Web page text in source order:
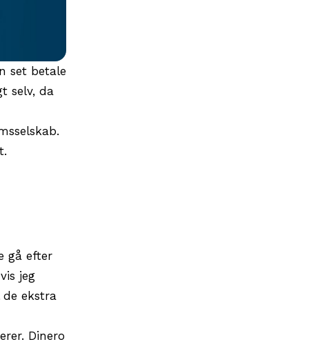
set betale
selv, da
gå efter
jeg
ekstra
Dinero